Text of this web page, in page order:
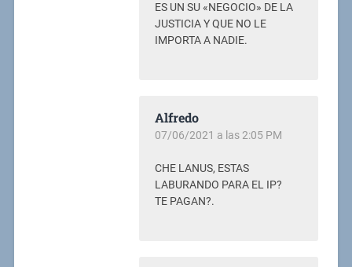
ES UN SU «NEGOCIO» DE LA
JUSTICIA Y QUE NO LE
IMPORTA A NADIE.
Alfredo
07/06/2021 a las 2:05 PM
CHE LANUS, ESTAS
LABURANDO PARA EL IP?
TE PAGAN?.